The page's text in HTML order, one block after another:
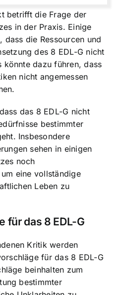
betrifft die Frage der
in der Praxis. Einige
dass die Ressourcen und
des 8 EDL-G nicht
könnte dazu führen, dass
nicht angemessen
das 8 EDL-G nicht
bestimmter
Insbesondere
sehen in einigen
noch
eine vollständige
Leben zu
für das 8 EDL-G
Kritik werden
für das 8 EDL-G
beinhalten zum
bestimmter